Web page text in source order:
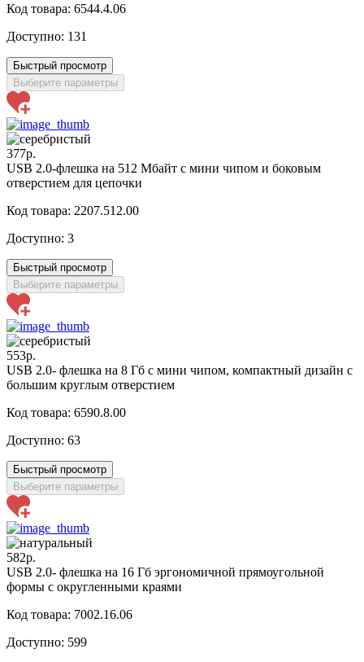
Код товара: 6544.4.06
Доступно: 131
Быстрый просмотр
Выберите параметры
377р.
USB 2.0-флешка на 512 Мбайт с мини чипом и боковым
отверстием для цепочки
Код товара: 2207.512.00
Доступно: 3
Быстрый просмотр
Выберите параметры
553р.
USB 2.0- флешка на 8 Гб с мини чипом, компактный дизайн с
большим круглым отверстием
Код товара: 6590.8.00
Доступно: 63
Быстрый просмотр
Выберите параметры
582р.
USB 2.0- флешка на 16 Гб эргономичной прямоугольной
формы с округленными краями
Код товара: 7002.16.06
Доступно: 599